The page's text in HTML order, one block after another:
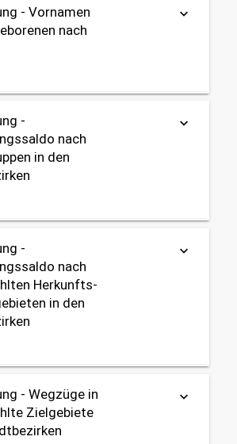
OpenData
- Vornamen
nach
keyboard_arrow_down
Standesamt
-
nach
in den
keyboard_arrow_down
Bürgeramt (Melderegister)
-
nach
Herkunfts-
in den
keyboard_arrow_down
Karte OpenData
Bürgeramt (Melderegister)
- Wegzüge in
Zielgebiete
keyboard_arrow_down